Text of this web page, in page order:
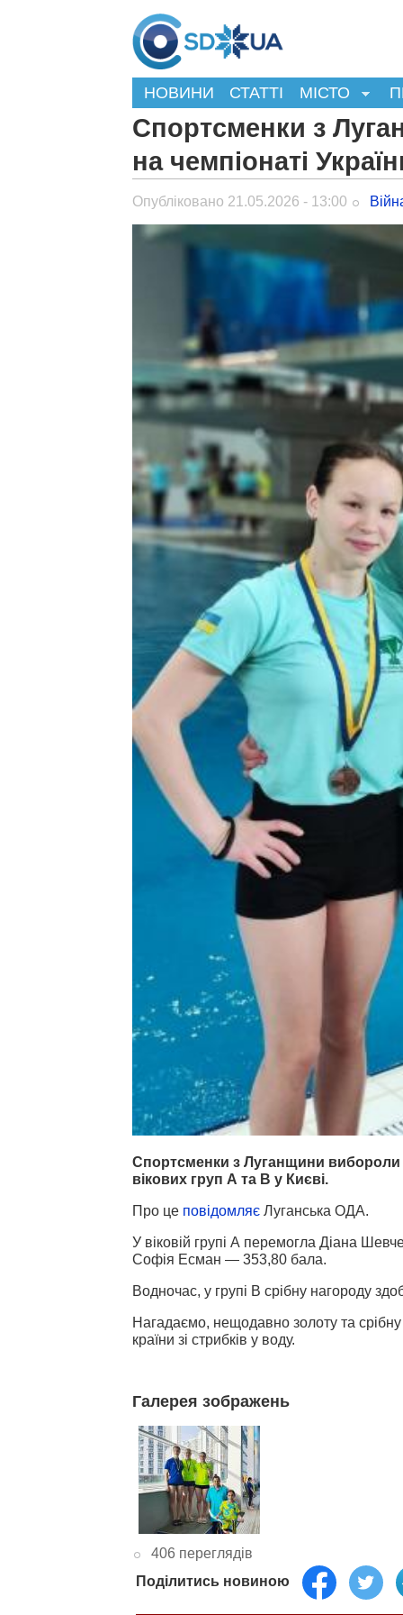
НОВИНИ СТАТТІ МІСТО
Спортсменки з
на чемпіонаті
Опубліковано 21.05.2026 - 13:00
Спортсменки з Луганщини вибороли
вікових груп А та В у Києві.
Про це повідомляє Луганська ОДА.
У віковій групі А перемогла Діана
Софія Есман — 353,80 бала.
Водночас, у групі В срібну нагороду
Нагадаємо, нещодавно золоту та
країни зі стрибків у воду.
Галерея зображень
406 переглядів
Поділитись новиною